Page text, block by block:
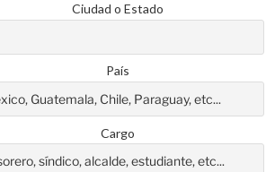
Ciudad o Estado
País
Cargo